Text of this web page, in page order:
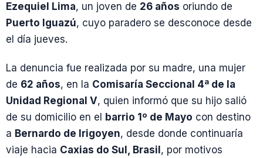
Ezequiel Lima, un joven de 26 años oriundo de
Puerto Iguazú, cuyo paradero se desconoce desde
el día jueves.
La denuncia fue realizada por su madre, una mujer
de 62 años, en la Comisaría Seccional 4ª de la
Unidad Regional V, quien informó que su hijo salió
de su domicilio en el
barrio 1º de Mayo con destino
a Bernardo de Irigoyen, desde donde continuaría
viaje hacia Caxias do Sul, Brasil , por motivos